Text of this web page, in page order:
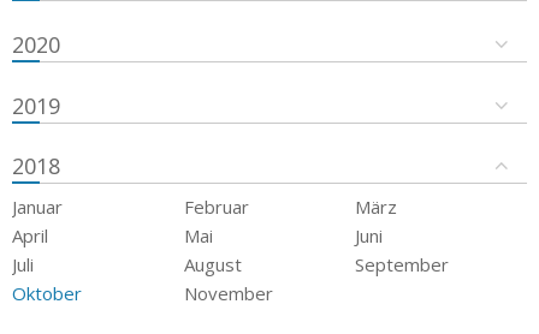
2020
2019
2018
Januar Februar
März
April
Mai
Juni
Juli
August
September
Oktober
November